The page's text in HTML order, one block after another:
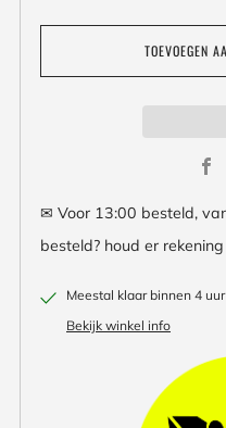
TOEVOEGEN
✉ Voor 13:00 besteld,
besteld? houd er
Meestal klaar binnen 4 uur
Bekijk winkel info